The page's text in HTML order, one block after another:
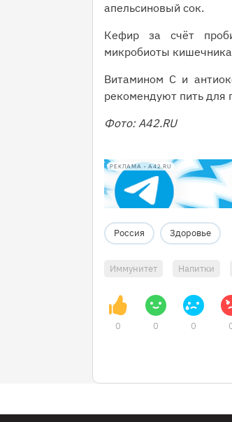
апельсиновый сок.
Кефир за счёт
микробиоты
Витамином С и
рекомендуют пить для
Фото: A42.RU
РЕКЛАМА • A42.RU
Россия Здоровье
Иммунитет Напитки
0 0 0